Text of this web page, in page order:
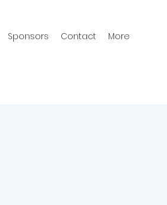
Sponsors Contact More